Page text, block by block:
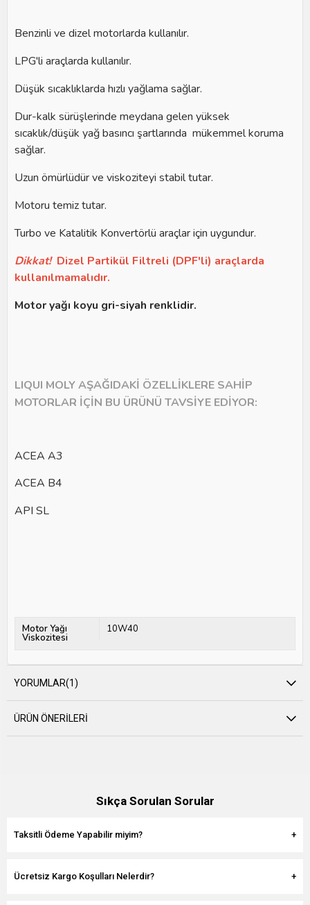
Benzinli ve dizel motorlarda kullanılır.
LPG'li araçlarda kullanılır.
Düşük sıcaklıklarda hızlı yağlama sağlar.
Dur-kalk sürüşlerinde meydana gelen yüksek
sıcaklık/düşük yağ basıncı şartlarında mükemmel koruma
sağlar.
Uzun ömürlüdür ve viskoziteyi stabil tutar.
Motoru temiz tutar.
Turbo ve Katalitik Konvertörlü araçlar için uygundur.
Dikkat!Dizel Partikül Filtreli (DPF'li) araçlarda
kullanılmamalıdır.
Motor yağı koyu gri-siyah renklidir.
LIQUI MOLY AŞAĞIDAKİ ÖZELLİKLERE SAHİP
MOTORLAR İÇİN BU ÜRÜNÜ TAVSİYE EDİYOR:
ACEA A3
ACEA B4
API SL
Motor Yağı
Viskozitesi
10W40
YORUMLAR(1)
ÜRÜN ÖNERILERI
Sıkça Sorulan Sorular
Taksitli Ödeme Yapabilir miyim?
Ücretsiz Kargo Koşulları Nelerdir?